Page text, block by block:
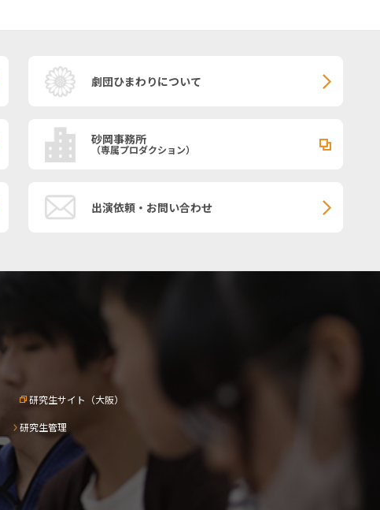
劇団ひまわりについて
砂岡事務所
（専属プロダクション）
出演依頼・お問い合わせ
研究生サイト（大阪）
研究生管理